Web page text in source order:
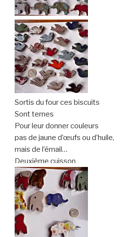
Sortis du four ces biscuits
Sont ternes
Pour leur donner couleurs
pas de jaune d’œufs ou d’huile,
mais de l’émail…
Deuxième cuisson